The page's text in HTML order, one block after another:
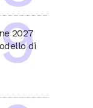
2027
di